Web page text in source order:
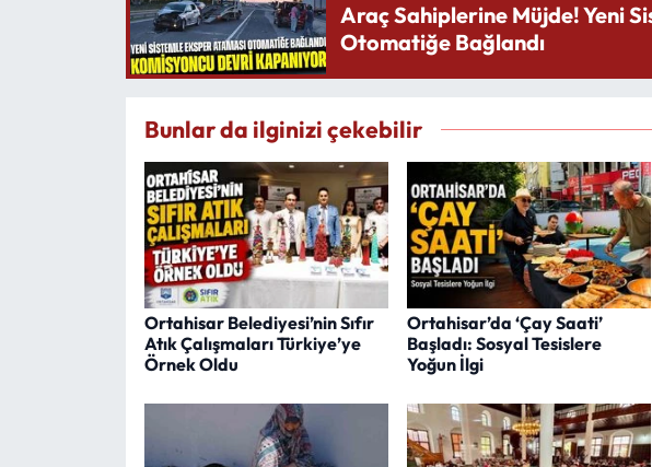
Araç Sahiplerine Müjde! Yeni
Otomatiğe Bağlandı
Bunlar da ilginizi çekebilir
Ortahisar Belediyesi’nin Sıfır
Atık Çalışmaları Türkiye’ye
Örnek Oldu
Ortahisar’da ‘Çay Saati’
Başladı: Sosyal Tesislere
Yoğun İlgi